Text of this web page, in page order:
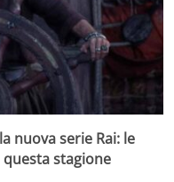
nuova serie Rai: le
stagione